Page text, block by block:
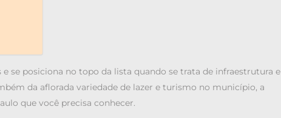
se posiciona no topo da lista quando se trata de infraestrutura e
da aflorada variedade de lazer e turismo no município, a
que você precisa conhecer.